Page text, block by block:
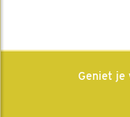
Geniet je